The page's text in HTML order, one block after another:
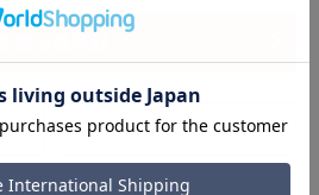
トップページ